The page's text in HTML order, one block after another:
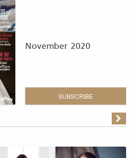
November 2020
SUBSCRIBE